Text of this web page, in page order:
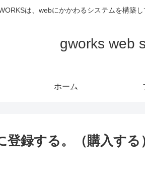
は、webにかかわるシステムを構築し
gworks web
ホーム
録する。（購入する